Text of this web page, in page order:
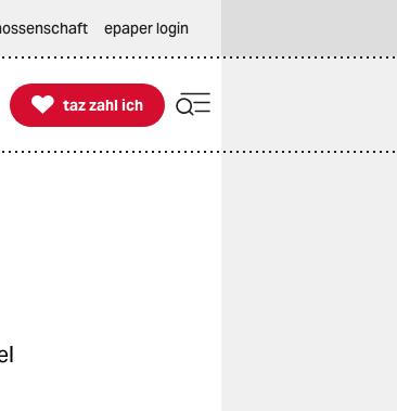
epaper login

taz zahl ich
taz zahl ich